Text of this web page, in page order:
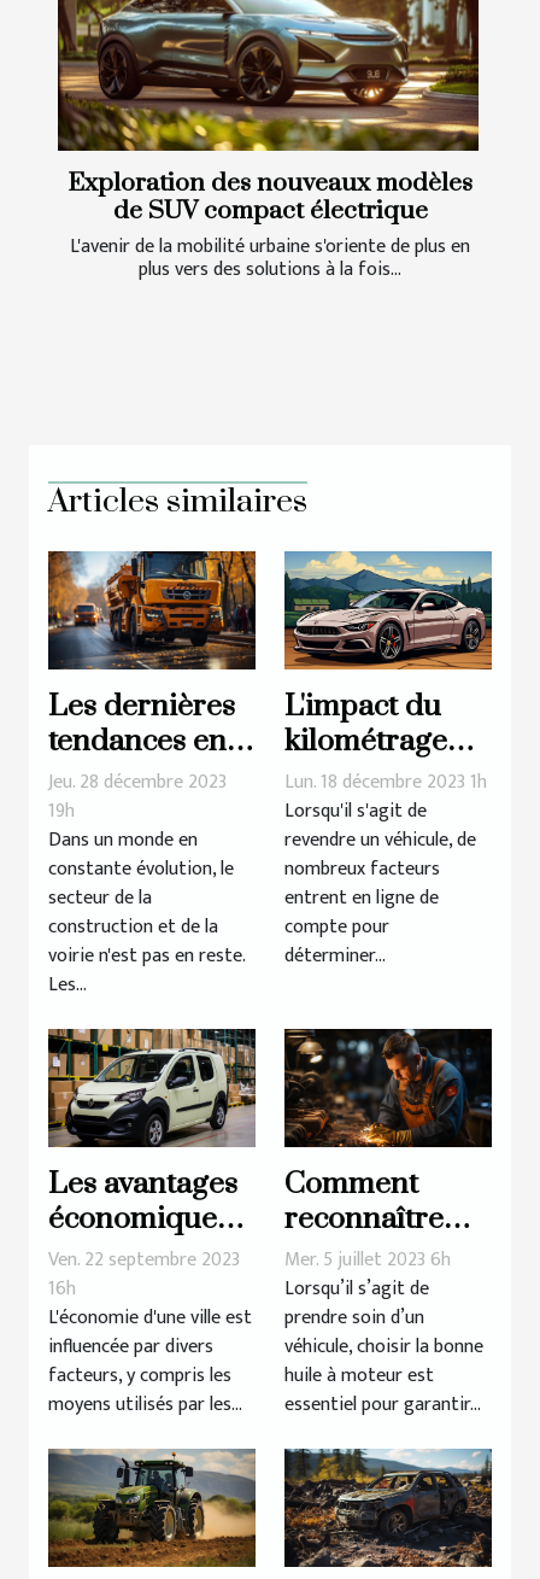
Exploration des nouveaux modèles
de SUV compact électrique
L'avenir de la mobilité urbaine s'oriente de plus en
plus vers des solutions à la fois...
Articles similaires
Les dernières
tendances en
matière de
matériaux et
équipements
pour la
construction et
la voirie
Jeu. 28 décembre 2023
19h
Dans un monde en
constante évolution, le
secteur de la
construction et de la
voirie n'est pas en reste.
Les...
L'impact du
kilométrage
sur le prix de
rachat d'une
voiture
Lun. 18 décembre 2023 1h
Lorsqu'il s'agit de
revendre un véhicule, de
nombreux facteurs
entrent en ligne de
compte pour
déterminer...
Les avantages
économiques
du covering de
véhicules à
Lyon
Ven. 22 septembre 2023
16h
L'économie d'une ville est
influencée par divers
facteurs, y compris les
moyens utilisés par les...
Comment
reconnaître
une huile à
moteur de
qualité ?
Mer. 5 juillet 2023 6h
Lorsqu’il s’agit de
prendre soin d’un
véhicule, choisir la bonne
huile à moteur est
essentiel pour garantir...